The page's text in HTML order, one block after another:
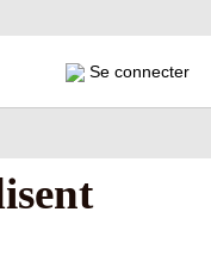
Se connecter